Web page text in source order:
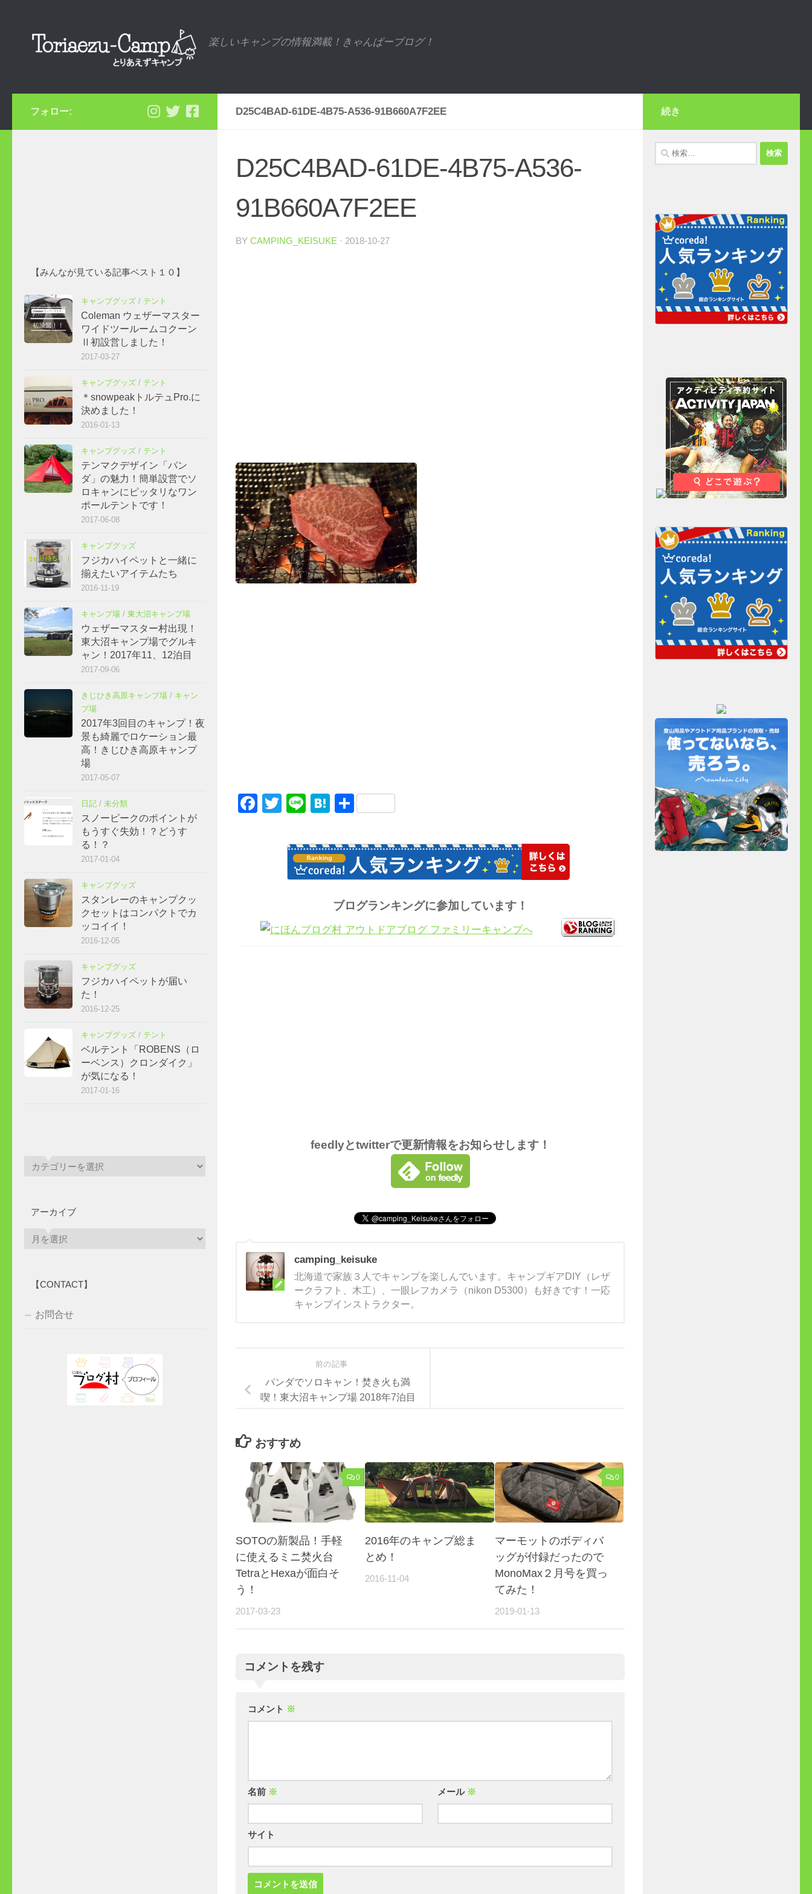
楽しいキャンプの情報満載！きゃんぱーブログ！
D25C4BAD-61DE-4B75-A536-91B660A7F2EE
D25C4BAD-61DE-4B75-A536-
91B660A7F2EE
BY CAMPING_KEISUKE · 2018-10-27
Facebook
TwitterLineHatena
共
ブログランキングに参加しています！
feedlyとtwitterで更新情報をお知らせします！
camping_keisuke
北海道で家族３人でキャンプを楽しんでいます。キャンプギアDIY（レザ
ークラフト、木工）、一眼レフカメラ（nikon D5300）も好きです！一応
キャンプインストラクター。
前の記事
パンダでソロキャン！焚き火も満
喫！東大沼キャンプ場 2018年7泊目
おすすめ
0
SOTOの新製品！手軽
に使えるミニ焚火台
TetraとHexaが面白そ
う！
2017-03-23
2016年のキャンプ総ま
とめ！
2016-11-04
0
マーモットのボディバ
ッグが付録だったので
MonoMax２月号を買っ
てみた！
2019-01-13
コメントを残す
コメント ※
名前 ※ メール ※
サイト
フォロー:
【みんなが見ている記事ベスト１０】
キャンプグッズ / テント
Coleman ウェザーマスター
ワイドツールームコクーン
Ⅱ初設営しました！
2017-03-27
キャンプグッズ / テント
＊snowpeakトルテュPro.に
決めました！
2016-01-13
キャンプグッズ / テント
テンマクデザイン「パン
ダ」の魅力！簡単設営でソ
ロキャンにピッタリなワン
ポールテントです！
2017-06-08
キャンプグッズ
フジカハイペットと一緒に
揃えたいアイテムたち
2016-11-19
キャンプ場 / 東大沼キャンプ場
ウェザーマスター村出現！
東大沼キャンプ場でグルキ
ャン！2017年11、12泊目
2017-09-06
きじひき高原キャンプ場 / キャン
プ場
2017年3回目のキャンプ！夜
景も綺麗でロケーション最
高！きじひき高原キャンプ
場
2017-05-07
日記 / 未分類
スノーピークのポイントが
もうすぐ失効！？どうす
る！？
2017-01-04
キャンプグッズ
スタンレーのキャンプクッ
クセットはコンパクトでカ
ッコイイ！
2016-12-05
キャンプグッズ
フジカハイペットが届い
た！
2016-12-25
キャンプグッズ / テント
ベルテント「ROBENS（ロ
ーベンス）クロンダイク」
が気になる！
2017-01-16
アーカイブ
【CONTACT】
お問合せ
続き
検
索: